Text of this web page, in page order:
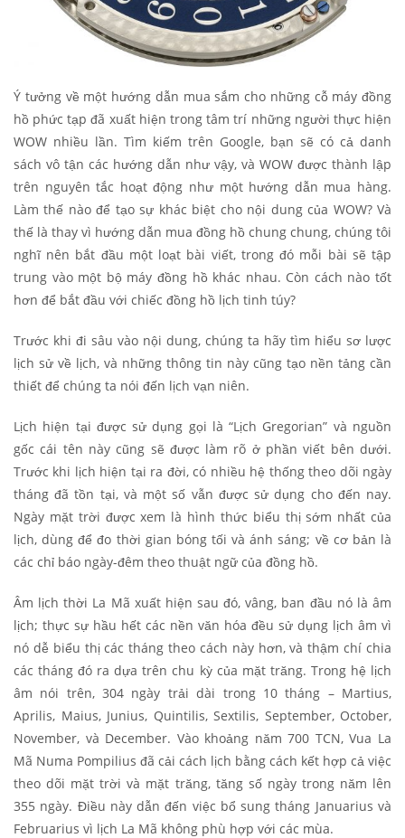
Ý tưởng về một hướng dẫn mua sắm cho những cỗ máy đồng
hồ phức tạp đã xuất hiện trong tâm trí những người thực hiện
WOW nhiều lần. Tìm kiếm trên Google, bạn sẽ có cả danh
sách vô tận các hướng dẫn như vậy, và WOW được thành lập
trên nguyên tắc hoạt động như một hướng dẫn mua hàng.
Làm thế nào để tạo sự khác biệt cho nội dung của WOW? Và
thế là thay vì hướng dẫn mua đồng hồ chung chung, chúng tôi
nghĩ nên bắt đầu một loạt bài viết, trong đó mỗi bài sẽ tập
trung vào một bộ máy đồng hồ khác nhau. Còn cách nào tốt
hơn để bắt đầu với chiếc đồng hồ lịch tinh túy?
Trước khi đi sâu vào nội dung, chúng ta hãy tìm hiểu sơ lược
lịch sử về lịch, và những thông tin này cũng tạo nền tảng cần
thiết để chúng ta nói đến lịch vạn niên.
Lịch hiện tại được sử dụng gọi là “Lịch Gregorian” và nguồn
gốc cái tên này cũng sẽ được làm rõ ở phần viết bên dưới.
Trước khi lịch hiện tại ra đời, có nhiều hệ thống theo dõi ngày
tháng đã tồn tại, và một số vẫn được sử dụng cho đến nay.
Ngày mặt trời được xem là hình thức biểu thị sớm nhất của
lịch, dùng để đo thời gian bóng tối và ánh sáng; về cơ bản là
các chỉ báo ngày-đêm theo thuật ngữ của đồng hồ.
Âm lịch thời La Mã xuất hiện sau đó, vâng, ban đầu nó là âm
lịch; thực sự hầu hết các nền văn hóa đều sử dụng lịch âm vì
nó dễ biểu thị các tháng theo cách này hơn, và thậm chí chia
các tháng đó ra dựa trên chu kỳ của mặt trăng. Trong hệ lịch
âm nói trên, 304 ngày trải dài trong 10 tháng – Martius,
Aprilis, Maius, Junius, Quintilis, Sextilis, September, October,
November, và December. Vào khoảng năm 700 TCN, Vua La
Mã Numa Pompilius đã cải cách lịch bằng cách kết hợp cả việc
theo dõi mặt trời và mặt trăng, tăng số ngày trong năm lên
355 ngày. Điều này dẫn đến việc bổ sung tháng Januarius và
Februarius vì lịch La Mã không phù hợp với các mùa.